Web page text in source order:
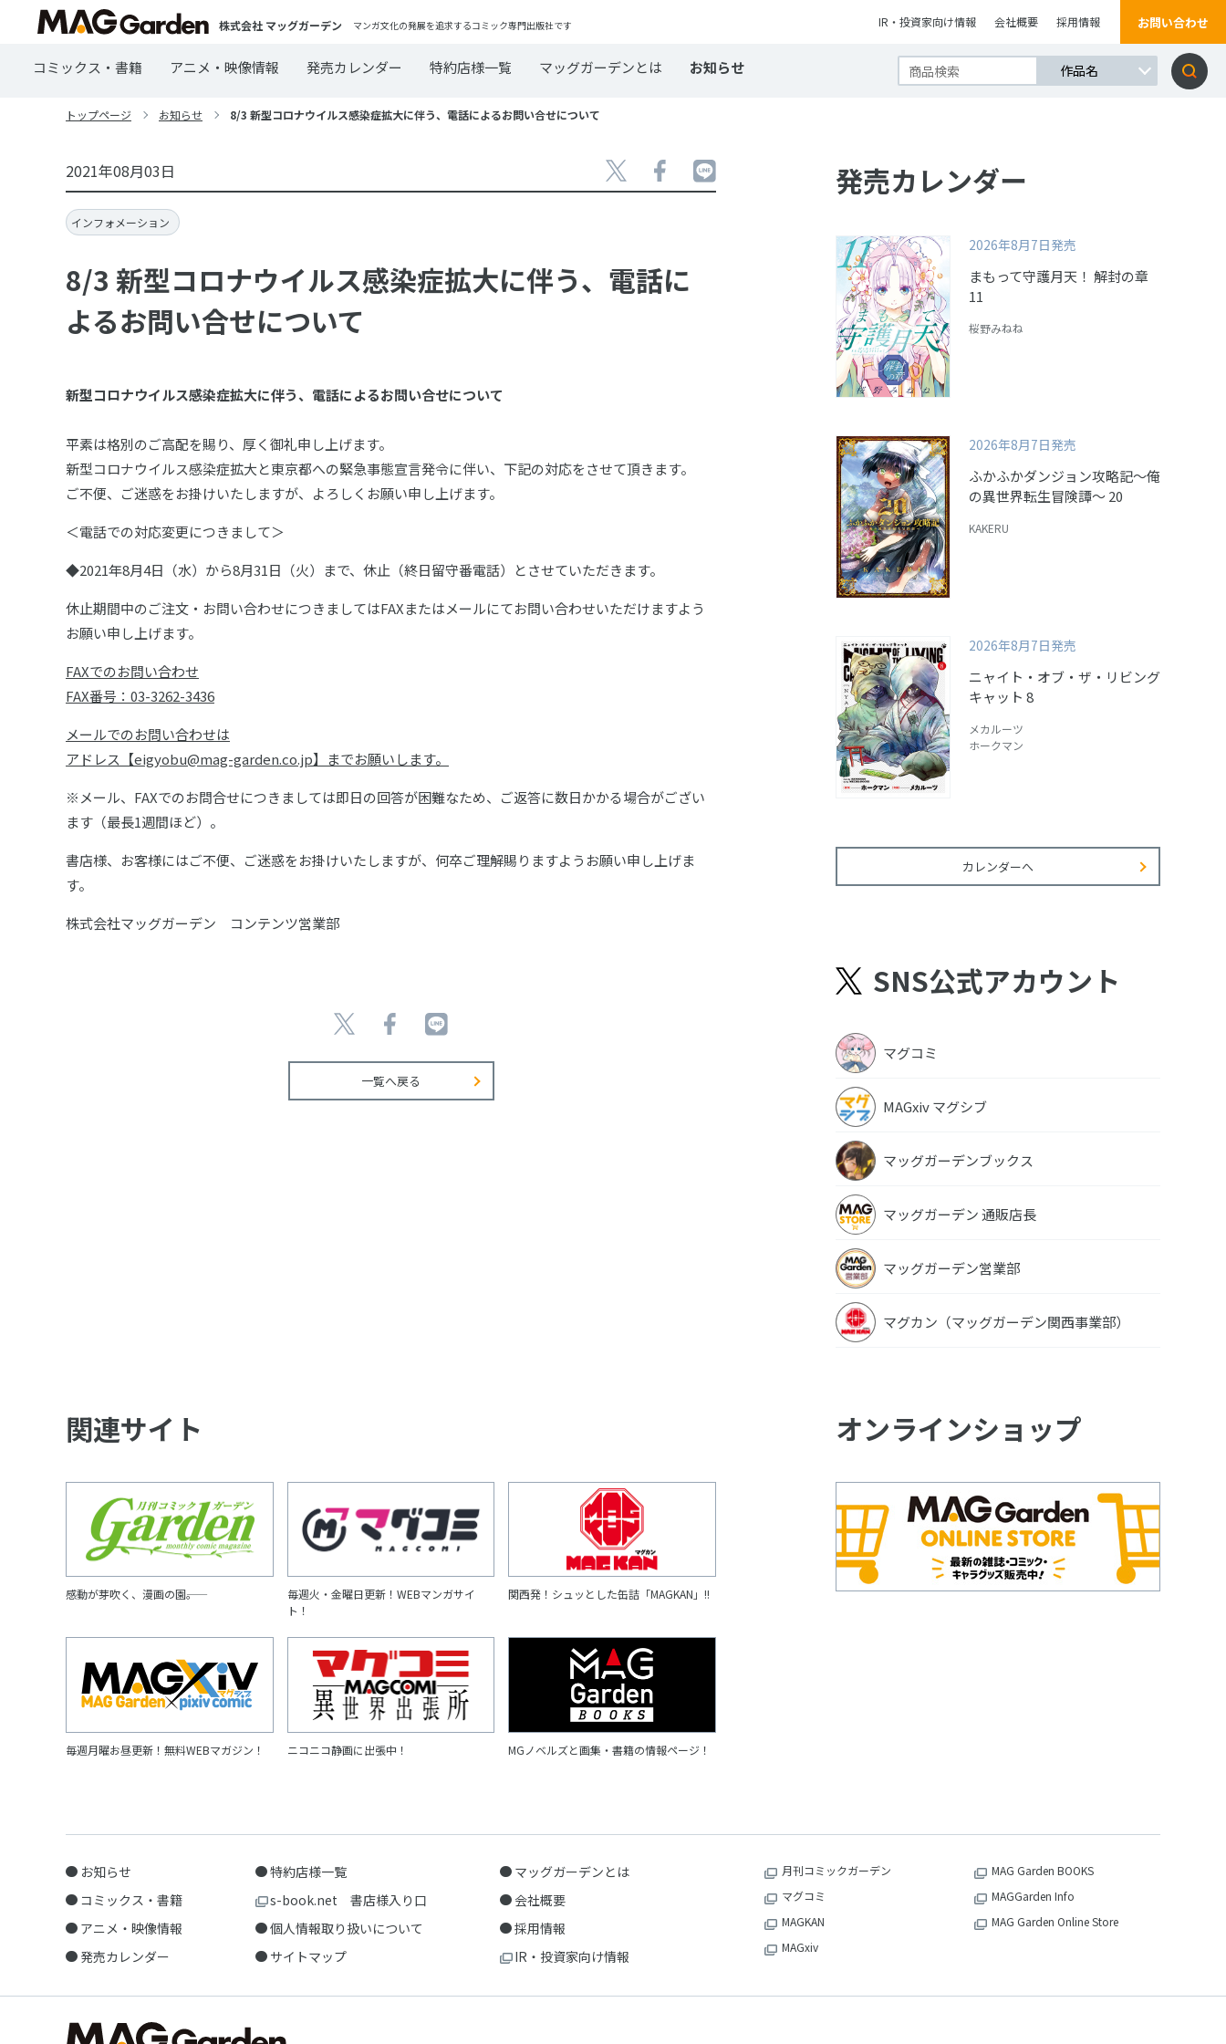
株式会社 マッグガーデン マンガ文化の発展を追求するコミック専門出版社です IR・投資家向け情報 会社概要 採用情報 お問い合わせ
コミックス・書籍 アニメ・映像情報 発売カレンダー 特約店様一覧 マッグガーデンとは お知らせ
トップページ お知らせ 8/3 新型コロナウイルス感染症拡大に伴う、電話によるお問い合せについて
2021年08月03日
インフォメーション
8/3 新型コロナウイルス感染症拡大に伴う、電話に
よるお問い合せについて
新型コロナウイルス感染症拡大に伴う、電話によるお問い合せについて
平素は格別のご高配を賜り、厚く御礼申し上げます。
新型コロナウイルス感染症拡大と東京都への緊急事態宣言発令に伴い、下記の対応をさせて頂きます。
ご不便、ご迷惑をお掛けいたしますが、よろしくお願い申し上げます。
＜電話での対応変更につきまして＞
◆2021年8月4日（水）から8月31日（火）まで、休止（終日留守番電話）とさせていただきます。
休止期間中のご注文・お問い合わせにつきましてはFAXまたはメールにてお問い合わせいただけますよう
お願い申し上げます。
FAXでのお問い合わせ
FAX番号：03-3262-3436
メールでのお問い合わせは
アドレス【eigyobu@mag-garden.co.jp】までお願いします。
※メール、FAXでのお問合せにつきましては即日の回答が困難なため、ご返答に数日かかる場合がござい
ます（最長1週間ほど）。
書店様、お客様にはご不便、ご迷惑をお掛けいたしますが、何卒ご理解賜りますようお願い申し上げま
す。
株式会社マッグガーデン コンテンツ営業部
一覧へ戻る
発売カレンダー
2026年8月7日発売
まもって守護月天！ 解封の章
11
桜野みねね
2026年8月7日発売
ふかふかダンジョン攻略記～俺
の異世界転生冒険譚～ 20
KAKERU
2026年8月7日発売
ニャイト・オブ・ザ・リビング
キャット 8
メカルーツ
ホークマン
カレンダーへ
SNS公式アカウント
マグコミ
MAGxiv マグシブ
マッグガーデンブックス
マッグガーデン 通販店長
マッグガーデン営業部
マグカン（マッグガーデン関西事業部）
関連サイト
感動が芽吹く、漫画の園――。
毎週火・金曜日更新！WEBマンガサイ
ト！
関西発！シュッとした缶詰「MAGKAN」!!
毎週月曜お昼更新！無料WEBマガジン！ ニコニコ静画に出張中！ MGノベルズと画集・書籍の情報ページ！
オンラインショップ
お知らせ
コミックス・書籍
アニメ・映像情報
発売カレンダー
特約店様一覧
s-book.net 書店様入り口
個人情報取り扱いについて
サイトマップ
マッグガーデンとは
会社概要
採用情報
IR・投資家向け情報
月刊コミックガーデン
マグコミ
MAGKAN
MAGxiv
MAG Garden BOOKS
MAGGarden Info
MAG Garden Online Store